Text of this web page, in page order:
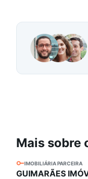
Mais sobre
IMOBILIÁRIA PARCEIRA
GUIMARÃES